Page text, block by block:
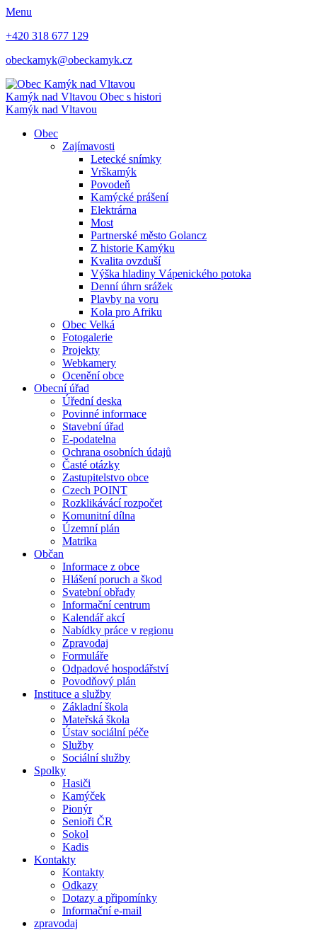
Menu
+420 318 677 129
obeckamyk@obeckamyk.cz
Kamýk nad Vltavou Obec s histori
Kamýk nad Vltavou
Obec
Zajímavosti
Letecké snímky
Vrškamýk
Povodeň
Kamýcké prášení
Elektrárna
Most
Partnerské město Golancz
Z historie Kamýku
Kvalita ovzduší
Výška hladiny Vápenického potoka
Denní úhrn srážek
Plavby na voru
Kola pro Afriku
Obec Velká
Fotogalerie
Projekty
Webkamery
Ocenění obce
Obecní úřad
Úřední deska
Povinné informace
Stavební úřad
E-podatelna
Ochrana osobních údajů
Časté otázky
Zastupitelstvo obce
Czech POINT
Rozklikávácí rozpočet
Komunitní dílna
Územní plán
Matrika
Občan
Informace z obce
Hlášení poruch a škod
Svatební obřady
Informační centrum
Kalendář akcí
Nabídky práce v regionu
Zpravodaj
Formuláře
Odpadové hospodářství
Povodňový plán
Instituce a služby
Základní škola
Mateřská škola
Ústav sociální péče
Služby
Sociální služby
Spolky
Hasiči
Kamýček
Pionýr
Senioři ČR
Sokol
Kadis
Kontakty
Kontakty
Odkazy
Dotazy a připomínky
Informační e-mail
zpravodaj